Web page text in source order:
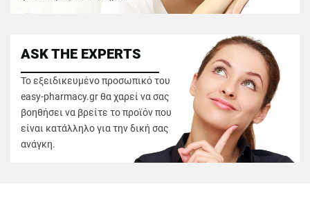
ASK THE EXPERTS
Το εξειδικευμένο προσωπικό του
easy-pharmacy.gr θα χαρεί να σας
βοηθήσει να βρείτε το προϊόν που
είναι κατάλληλο για την δική σας
ανάγκη.